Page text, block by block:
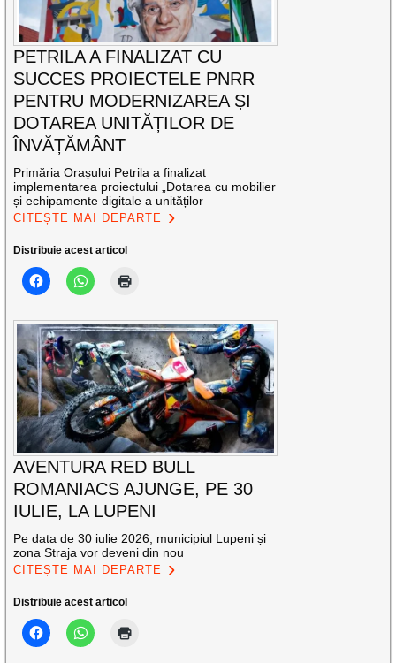
PETRILA A FINALIZAT CU
SUCCES PROIECTELE PNRR
PENTRU MODERNIZAREA ȘI
DOTAREA UNITĂȚILOR DE
ÎNVĂȚĂMÂNT
Primăria Orașului Petrila a finalizat
implementarea proiectului „Dotarea cu mobilier
și echipamente digitale a unităților
CITEȘTE MAI DEPARTE
Distribuie acest articol
AVENTURA RED BULL
ROMANIACS AJUNGE, PE 30
IULIE, LA LUPENI
Pe data de 30 iulie 2026, municipiul Lupeni și
zona Straja vor deveni din nou
CITEȘTE MAI DEPARTE
Distribuie acest articol